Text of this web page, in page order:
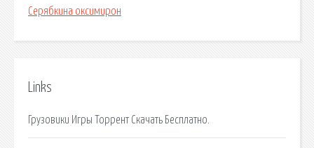
Серябкина оксимирон
Links
Грузовики Игры Торрент Скачать Бесплатно.